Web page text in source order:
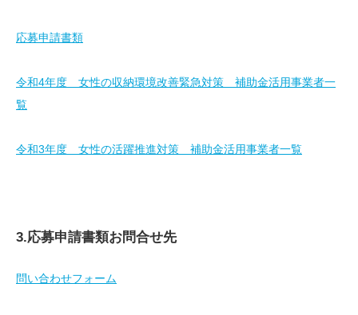
応募申請書類
令和4年度 女性の収納環境改善緊急対策 補助金活用事業者一
覧
令和3年度 女性の活躍推進対策 補助金活用事業者一覧
3.応募申請書類お問合せ先
問い合わせフォーム